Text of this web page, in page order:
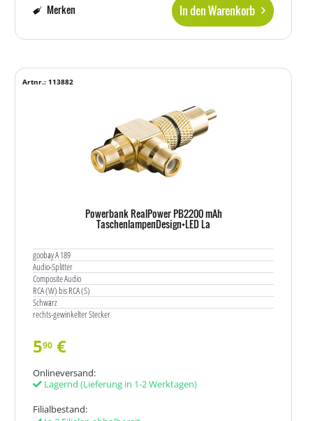
In den Warenkorb
Merken
Powerbank RealPower PB2200 mAh
TaschenlampenDesign+LED La
goobay A 189
Audio-Splitter
Composite Audio
RCA (W) bis RCA (S)
Schwarz
rechts-gewinkelter Stecker
Artnr.: 113882
590 €
Onlineversand:
Lagernd (Lieferung in 1-2 Werktagen)
Filialbestand: